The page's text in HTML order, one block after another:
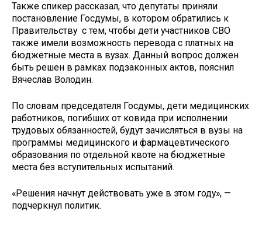
Также спикер рассказал, что депутаты приняли
постановление Госдумы, в котором обратились к
Правительству с тем, чтобы дети участников СВО
также имели возможность перевода с платных на
бюджетные места в вузах. Данный вопрос должен
быть решен в рамках подзаконных актов, пояснил
Вячеслав Володин.
По словам председателя Госдумы, дети медицинских
работников, погибших от ковида при исполнении
трудовых обязанностей, будут зачисляться в вузы на
программы медицинского и фармацевтического
образования по отдельной квоте на бюджетные
места без вступительных испытаний.
«Решения начнут действовать уже в этом году», —
подчеркнул политик.